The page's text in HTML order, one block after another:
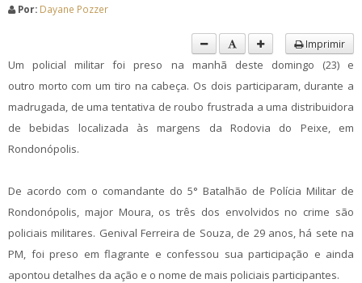
Por: Dayane Pozzer
Imprimir
Um policial militar foi preso na manhã deste domingo (23) e
outro morto com um tiro na cabeça. Os dois participaram, durante a
madrugada, de uma tentativa de roubo frustrada a uma distribuidora
de bebidas localizada às margens da Rodovia do Peixe, em
Rondonópolis.
De acordo com o comandante do 5° Batalhão de Polícia Militar de
Rondonópolis, major Moura, os três dos envolvidos no crime são
policiais militares. Genival Ferreira de Souza, de 29 anos, há sete na
PM, foi preso em flagrante e confessou sua participação e ainda
apontou detalhes da ação e o nome de mais policiais participantes.